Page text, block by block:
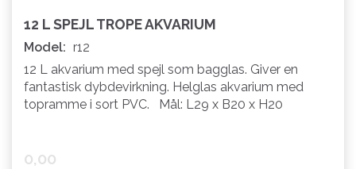
12 L SPEJL TROPE AKVARIUM
Model: r12
12 L akvarium med spejl som bagglas. Giver en
fantastisk dybdevirkning. Helglas akvarium med
topramme i sort PVC. Mål: L29 x B20 x H20
0,00